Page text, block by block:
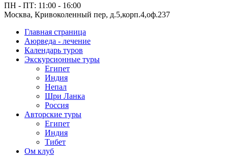
ПН - ПТ: 11:00 - 16:00
Москва, Кривоколенный пер, д.5,корп.4,оф.237
Главная страница
Аюрведа - лечение
Календарь туров
Экскурсионные туры
Египет
Индия
Непал
Шри Ланка
Россия
Авторские туры
Египет
Индия
Тибет
Ом клуб